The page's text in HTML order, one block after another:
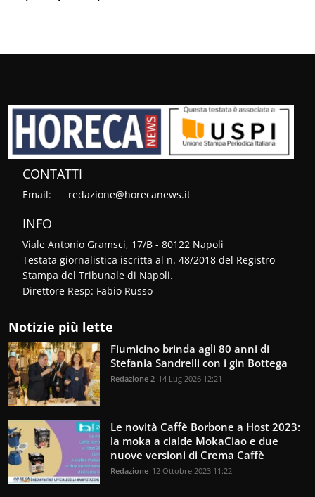
CONTATTI
Email: redazione@horecanews.it
INFO
Viale Antonio Gramsci, 17/B - 80122 Napoli
Testata giornalistica iscritta al n. 48/2018 del Registro
Stampa del Tribunale di Napoli.
Direttore Resp: Fabio Russo
Notizie più lette
Fiumicino brinda agli 80 anni di
Stefania Sandrelli con i gin Bottega
Redazione 2 14 Lug 2026 12:21
Le novità Caffè Borbone a Host 2023:
la moka a cialde MokaCiao e due
nuove versioni di Crema Caffè
Redazione 12 Ottobre 2023 11:22